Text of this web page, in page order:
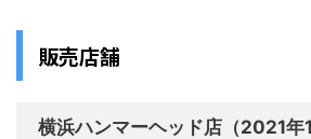
販売店舗
横浜ハンマーヘッド店（2021年